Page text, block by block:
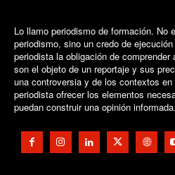
Lo llamo periodismo de formación. No
periodismo, sino un credo de
periodista la obligación de
son el objeto de un reportaje y sus
una controversia y de los contextos
periodista ofrecer los elementos
puedan construir una opinión informada.